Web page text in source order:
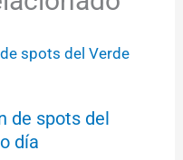
de spots del
día